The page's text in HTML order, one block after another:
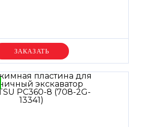
Уточняйте цену